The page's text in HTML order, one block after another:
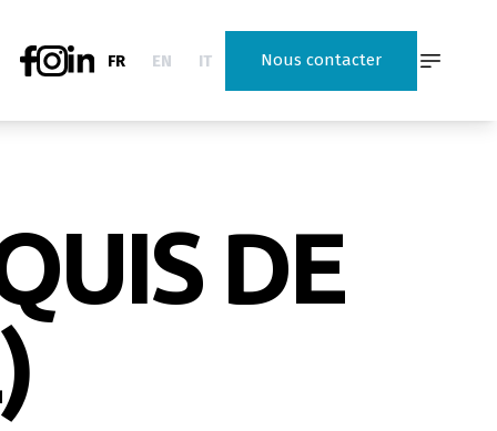
FR EN IT Nous contacter
DE